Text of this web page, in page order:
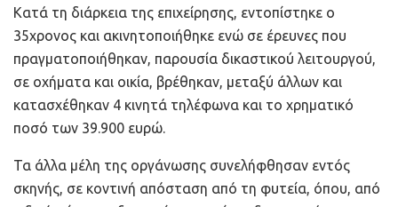
Κατά τη διάρκεια της επιχείρησης, εντοπίστηκε ο
35χρονος και ακινητοποιήθηκε ενώ σε έρευνες που
πραγματοποιήθηκαν, παρουσία δικαστικού λειτουργού,
σε οχήματα και οικία, βρέθηκαν, μεταξύ άλλων και
κατασχέθηκαν 4 κινητά τηλέφωνα και το χρηματικό
ποσό των 39.900 ευρώ.
Τα άλλα μέλη της οργάνωσης συνελήφθησαν εντός
σκηνής, σε κοντινή απόσταση από τη φυτεία, όπου, από